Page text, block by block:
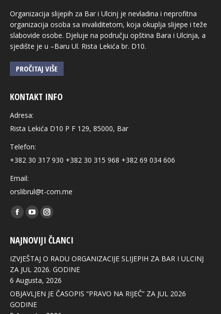
Organizacija slijepih za Bar i Ulcinj je nevladina i neprofitna
organizacija osoba sa invaliditetom, koja okuplja slijepe i teže
slabovide osobe. Djeluje na području opština Bara i Ulcinja, a
sjedište je u –Baru Ul. Rista Lekića br. D10.
PROČITAJ VIŠE
KONTAKT INFO
Adresa:
Rista Lekića D10 P F 129, 85000, Bar
Telefon:
+382 30 317 930 +382 30 315 968 +382 69 034 606
Email:
orslibrul@t-com.me
Find us on:
Facebook
opens
in
new
window
YouTube
opens
in
new
window
Instagram
opens
in
new
window
NAJNOVIJI ČLANCI
IZVJEŠTAJ O RADU ORGANIZACIJE SLIJEPIH ZA BAR I ULCINJ
ZA JUL 2026. GODINE
6 Augusta, 2026
OBJAVLJEN JE ČASOPIS “PRAVO NA RIJEČ” ZA JUL 2026
GODINE